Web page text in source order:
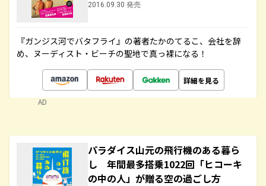
2016.09.30 発売
『ガンジス河でバタフライ』の著者たかのてるこ、会社を辞
め、ヌーディスト・ビーチの聖地で真っ裸になる！
詳細を見る
AD
パラダイス山元の飛行機のある暮ら
し 年間最多搭乗1022回「ヒコーキ
の中の人」が贈る空の過ごし方